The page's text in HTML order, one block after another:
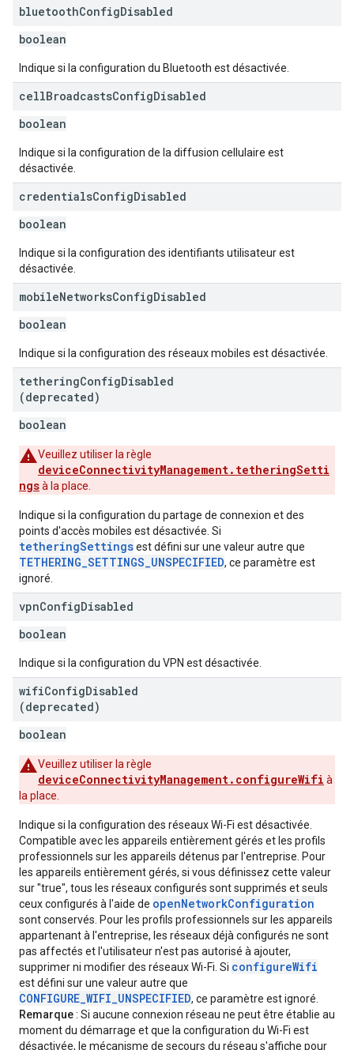
bluetoothConfigDisabled
boolean
Indique si la configuration du Bluetooth est désactivée.
cellBroadcastsConfigDisabled
boolean
Indique si la configuration de la diffusion cellulaire est
désactivée.
credentialsConfigDisabled
boolean
Indique si la configuration des identifiants utilisateur est
désactivée.
mobileNetworksConfigDisabled
boolean
Indique si la configuration des réseaux mobiles est désactivée.
tetheringConfigDisabled
(deprecated)
boolean
Veuillez utiliser la règle
deviceConnectivityManagement.tetheringSetti
ngsà la place.
Indique si la configuration du partage de connexion et des
points d'accès mobiles est désactivée. Si
tetheringSettingsest défini sur une valeur autre que
TETHERING_SETTINGS_UNSPECIFIED, ce paramètre est
ignoré.
vpnConfigDisabled
boolean
Indique si la configuration du VPN est désactivée.
wifiConfigDisabled
(deprecated)
boolean
Veuillez utiliser la règle
deviceConnectivityManagement.configureWifi à
la place.
Indique si la configuration des réseaux Wi-Fi est désactivée.
Compatible avec les appareils entièrement gérés et les profils
professionnels sur les appareils détenus par l'entreprise. Pour
les appareils entièrement gérés, si vous définissez cette valeur
sur "true", tous les réseaux configurés sont supprimés et seuls
ceux configurés à l'aide de openNetworkConfiguration
sont conservés. Pour les profils professionnels sur les appareils
appartenant à l'entreprise, les réseaux déjà configurés ne sont
pas affectés et l'utilisateur n'est pas autorisé à ajouter,
supprimer ni modifier des réseaux Wi-Fi. Si configureWifi
est défini sur une valeur autre que
CONFIGURE_WIFI_UNSPECIFIED, ce paramètre est ignoré.
Remarque: Si aucune connexion réseau ne peut être établie au
moment du démarrage et que la configuration du Wi-Fi est
désactivée, le mécanisme de secours du réseau s'affiche pour